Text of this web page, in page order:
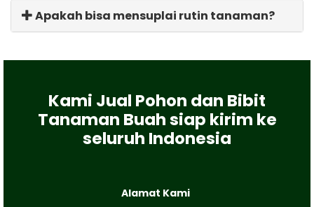
Apakah bisa mensuplai rutin tanaman?
Kami Jual Pohon dan Bibit
Tanaman Buah siap kirim ke
seluruh Indonesia
Alamat Kami